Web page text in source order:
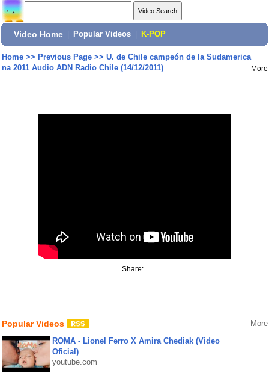
Video Home Popular Videos K-POP
Home>> Previous Page>> U. de Chile campeón de la Sudamerica
na 2011 Audio ADN Radio Chile (14/12/2011)
More
Share:
Popular Videos More
ROMA - Lionel Ferro X Amira Chediak (Video
Oficial)
youtube.com